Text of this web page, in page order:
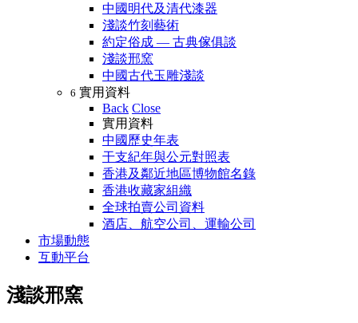
中國明代及清代漆器
淺談竹刻藝術
約定俗成 — 古典傢俱談
淺談邢窯
中國古代玉雕淺談
6 實用資料
Back Close
實用資料
中國歷史年表
干支紀年與公元對照表
香港及鄰近地區博物館名錄
香港收藏家組織
全球拍賣公司資料
酒店、航空公司、運輸公司
市場動態
互動平台
淺談邢窯